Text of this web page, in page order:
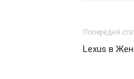
Попередня
Lexus в